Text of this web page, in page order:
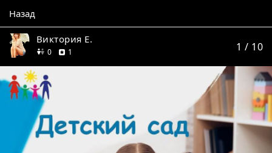
Назад
Виктория Е.
0друзей
1 1 / 10